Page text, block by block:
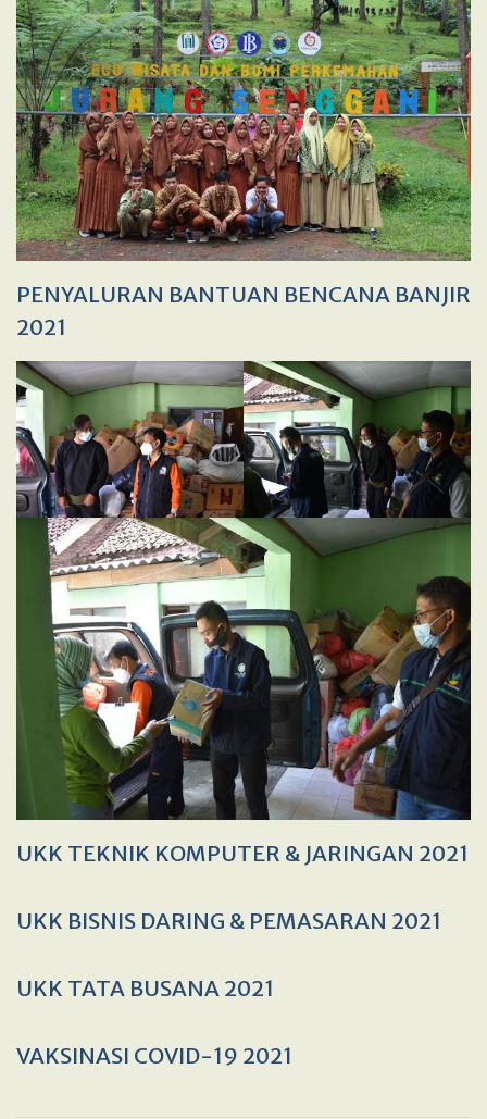
PENYALURAN BANTUAN BENCANA BANJIR
2021
UKK TEKNIK KOMPUTER & JARINGAN 2021
UKK BISNIS DARING & PEMASARAN 2021
UKK TATA BUSANA 2021
VAKSINASI COVID-19 2021